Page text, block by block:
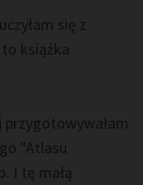
się z
książka
"Atlasu
I tę małą